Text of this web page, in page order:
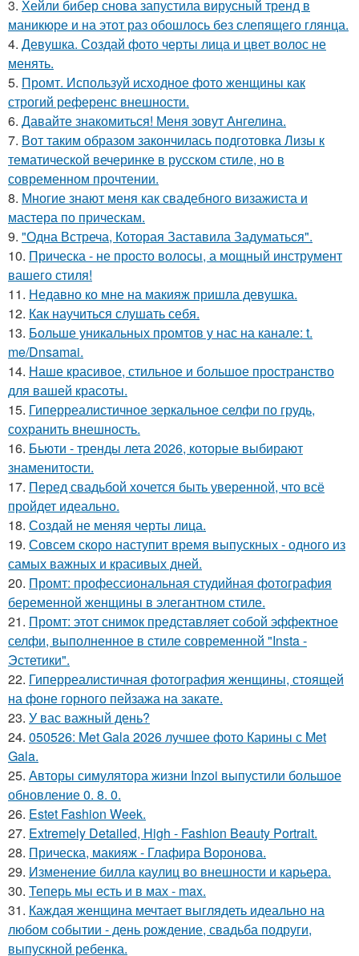
3. Хейли бибер снова запустила вирусный тренд в
маникюре и на этот раз обошлось без слепящего глянца.
4. Девушка. Создай фото черты лица и цвет волос не
менять.
5. Промт. Используй исходное фото женщины как
строгий референс внешности.
6. Давайте знакомиться! Меня зовут Ангелина.
7. Вот таким образом закончилась подготовка Лизы к
тематической вечеринке в русском стиле, но в
современном прочтении.
8. Многие знают меня как свадебного визажиста и
мастера по прическам.
9. "Одна Встреча, Которая Заставила Задуматься".
10. Прическа - не просто волосы, а мощный инструмент
вашего стиля!
11. Недавно ко мне на макияж пришла девушка.
12. Как научиться слушать себя.
13. Больше уникальных промтов у нас на канале: t.
me/Dnsamai.
14. Наше красивое, стильное и большое пространство
для вашей красоты.
15. Гиперреалистичное зеркальное селфи по грудь,
сохранить внешность.
16. Бьюти - тренды лета 2026, которые выбирают
знаменитости.
17. Перед свадьбой хочется быть уверенной, что всё
пройдет идеально.
18. Создай не меняя черты лица.
19. Совсем скоро наступит время выпускных - одного из
самых важных и красивых дней.
20. Промт: профессиональная студийная фотография
беременной женщины в элегантном стиле.
21. Промт: этот снимок представляет собой эффектное
селфи, выполненное в стиле современной "Insta -
Эстетики".
22. Гиперреалистичная фотография женщины, стоящей
на фоне горного пейзажа на закате.
23. У вас важный день?
24. 050526: Met Gala 2026 лучшее фото Карины с Met
Gala.
25. Авторы симулятора жизни Inzoi выпустили большое
обновление 0. 8. 0.
26. Estet Fashion Week.
27. Extremely Detailed, High - Fashion Beauty Portrait.
28. Прическа, макияж - Глафира Воронова.
29. Изменение билла каулиц во внешности и карьера.
30. Теперь мы есть и в мах - max.
31. Каждая женщина мечтает выглядеть идеально на
любом событии - день рождение, свадьба подруги,
выпускной ребенка.